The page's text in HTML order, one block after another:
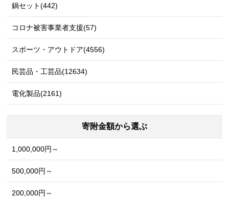
鍋セット(442)
コロナ被害事業者支援(57)
スポーツ・アウトドア(4556)
民芸品・工芸品(12634)
電化製品(2161)
寄附金額から選ぶ
1,000,000円～
500,000円～
200,000円～